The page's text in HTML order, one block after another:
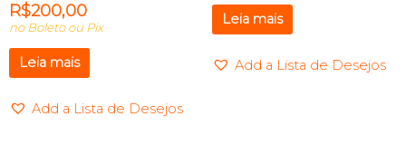
R$200,00
no Boleto ou Pix
Leia mais
Add a Lista de Desejos
Leia mais
Add a Lista de Desejos